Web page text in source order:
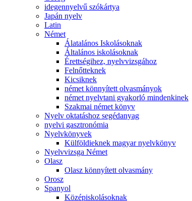
idegennyelvű szókártya
Japán nyelv
Latin
Német
Álatalános Iskolásoknak
Általános iskolásoknak
Érettségihez, nyelvvizsgához
Felnőtteknek
Kicsiknek
német könnyített olvasmányok
német nyelvtani gyakorló mindenkinek
Szakmai német könyv
Nyelv oktatáshoz segédanyag
nyelvi gasztronómia
Nyelvkönyvek
Külföldieknek magyar nyelvkönyv
Nyelvvizsga Német
Olasz
Olasz könnyített olvasmány
Orosz
Spanyol
Középiskolásoknak